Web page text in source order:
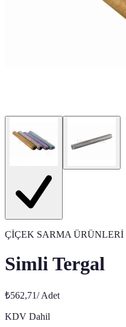
ÇİÇEK SARMA ÜRÜNLERİ
Simli Tergal
₺562,71/Adet
KDV Dahil